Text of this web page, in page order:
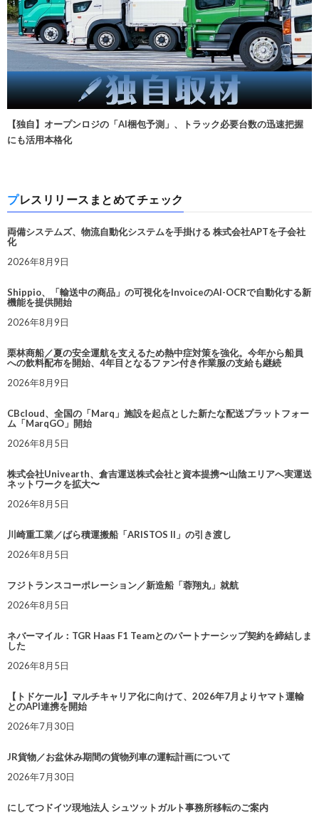
【独自】オープンロジの「AI梱包予測」、トラック必要台数の迅速把握
にも活用本格化
プレスリリースまとめてチェック
両備システムズ、物流自動化システムを手掛ける 株式会社APTを子会社
化
2026年8月9日
Shippio、「輸送中の商品」の可視化をInvoiceのAI-OCRで自動化する新
機能を提供開始
2026年8月9日
栗林商船／夏の安全運航を支えるため熱中症対策を強化。今年から船員
への飲料配布を開始、4年目となるファン付き作業服の支給も継続
2026年8月9日
CBcloud、全国の「Marq」施設を起点とした新たな配送プラットフォー
ム「MarqGO」開始
2026年8月5日
株式会社Univearth、倉吉運送株式会社と資本提携〜山陰エリアへ実運送
ネットワークを拡大〜
2026年8月5日
川崎重工業／ばら積運搬船「ARISTOS II」の引き渡し
2026年8月5日
フジトランスコーポレーション／新造船「蓉翔丸」就航
2026年8月5日
ネバーマイル：TGR Haas F1 Teamとのパートナーシップ契約を締結しま
した
2026年8月5日
【トドケール】マルチキャリア化に向けて、2026年7月よりヤマト運輸
とのAPI連携を開始
2026年7月30日
JR貨物／お盆休み期間の貨物列車の運転計画について
2026年7月30日
にしてつドイツ現地法人 シュツットガルト事務所移転のご案内